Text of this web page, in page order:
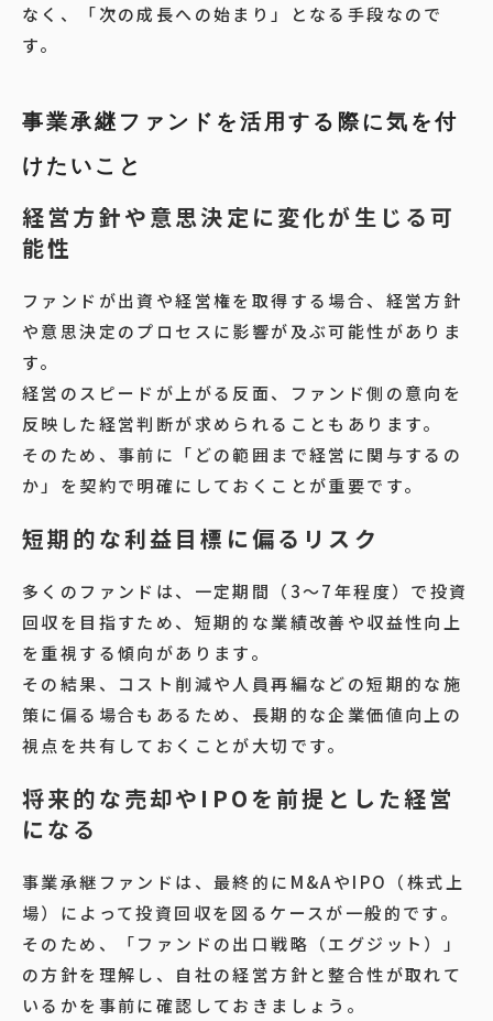
なく、「次の成長への始まり」となる手段なので
す。
事業承継ファンドを活用する際に気を付
けたいこと
経営方針や意思決定に変化が生じる可
能性
ファンドが出資や経営権を取得する場合、経営方針
や意思決定のプロセスに影響が及ぶ可能性がありま
す。
経営のスピードが上がる反面、ファンド側の意向を
反映した経営判断が求められることもあります。
そのため、事前に「どの範囲まで経営に関与するの
か」を契約で明確にしておくことが重要です。
短期的な利益目標に偏るリスク
多くのファンドは、一定期間（3～7年程度）で投資
回収を目指すため、短期的な業績改善や収益性向上
を重視する傾向があります。
その結果、コスト削減や人員再編などの短期的な施
策に偏る場合もあるため、長期的な企業価値向上の
視点を共有しておくことが大切です。
将来的な売却やIPOを前提とした経営
になる
事業承継ファンドは、最終的にM&AやIPO（株式上
場）によって投資回収を図るケースが一般的です。
そのため、「ファンドの出口戦略（エグジット）」
の方針を理解し、自社の経営方針と整合性が取れて
いるかを事前に確認しておきましょう。